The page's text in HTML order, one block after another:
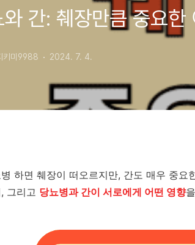
와 간: 췌장만큼 중요한
키미9988 2024. 7. 4.
하면 췌장이 떠오르지만, 간도 매우 중
그리고 당뇨병과 간이 서로에게 어떤 영향